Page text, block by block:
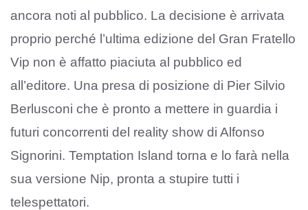
ancora noti al pubblico. La decisione è arrivata
proprio perché l’ultima edizione del Gran Fratello
Vip non è affatto piaciuta al pubblico ed
all’editore. Una presa di posizione di Pier Silvio
Berlusconi che è pronto a mettere in guardia i
futuri concorrenti del reality show di Alfonso
Signorini. Temptation Island torna e lo farà nella
sua versione Nip, pronta a stupire tutti i
telespettatori.